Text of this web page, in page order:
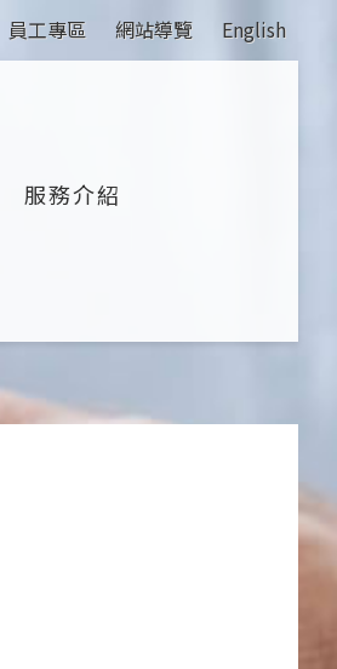
員工專區 網站導覽 English
服務介紹